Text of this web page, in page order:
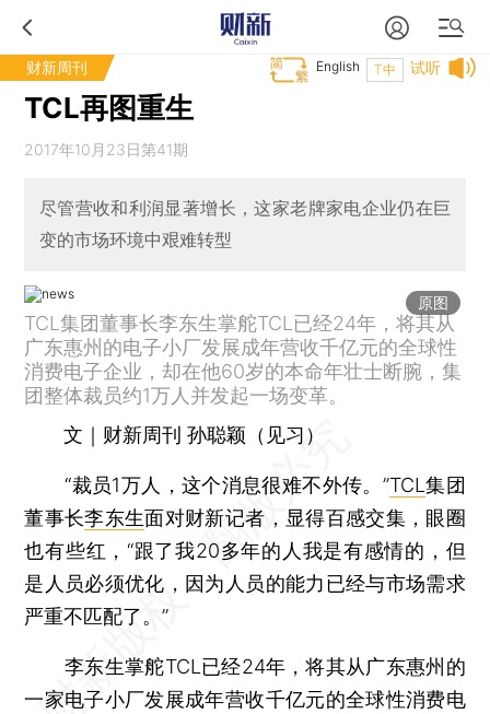
财新周刊 试听
T中
English
TCL再图重生
2017年10月23日第41期
尽管营收和利润显著增长，这家老牌家电企业仍在巨
变的市场环境中艰难转型
原图
TCL集团董事长李东生掌舵TCL已经24年，将其从
广东惠州的电子小厂发展成年营收千亿元的全球性
消费电子企业，却在他60岁的本命年壮士断腕，集
团整体裁员约1万人并发起一场变革。
文｜财新周刊 孙聪颖（见习）
“裁员1万人，这个消息很难不外传。”TCL 集团
董事长李东生面对财新记者，显得百感交集，眼圈
也有些红，“跟了我20多年的人我是有感情的，但
是人员必须优化，因为人员的能力已经与市场需求
严重不匹配了。”
李东生掌舵TCL已经24年，将其从广东惠州的
一家电子小厂发展成年营收千亿元的全球性消费电